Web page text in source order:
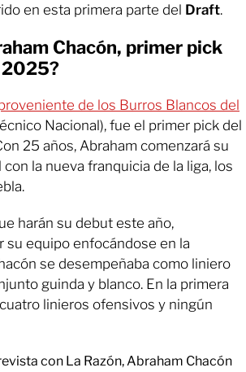
en esta primera parte del Draft.
Chacón, primer pick
de los Burros Blancos del
Nacional), fue el primer pick del
25 años, Abraham comenzará su
la nueva franquicia de la liga, los
harán su debut este año,
su equipo enfocándose en la
se desempeñaba como liniero
guinda y blanco. En la primera
linieros ofensivos y ningún
con La Razón, Abraham Chacón